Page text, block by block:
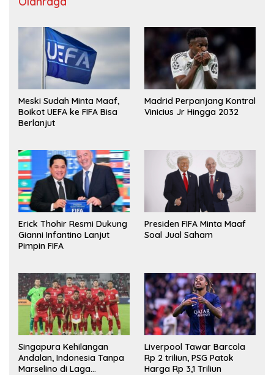
Meski Sudah Minta Maaf,
Boikot UEFA ke FIFA Bisa
Berlanjut
Madrid Perpanjang Kontral
Vinicius Jr Hingga 2032
Erick Thohir Resmi Dukung
Gianni Infantino Lanjut
Pimpin FIFA
Presiden FIFA Minta Maaf
Soal Jual Saham
Singapura Kehilangan
Andalan, Indonesia Tanpa
Marselino di Laga
Liverpool Tawar Barcola
Rp 2 triliun, PSG Patok
Harga Rp 3,1 Triliun